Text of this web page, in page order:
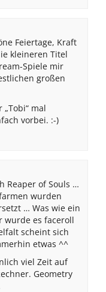
Feiertage, Kraft
kleineren Titel
Spiele mir
großen
mal
vorbei. :-)
Reaper of Souls …
wurden
… Was wie ein
wurde es faceroll
scheint sich
etwas ^^
viel Zeit auf
Geometry